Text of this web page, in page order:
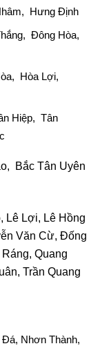
Hưng Định
Đông Hòa,
Hòa Lợi,
Hiệp, Tân
Bắc Tân Uyên
Lê Lợi, Lê Hồng
Văn Cừ, Đống
Quang
Trần Quang
Nhơn Thành,